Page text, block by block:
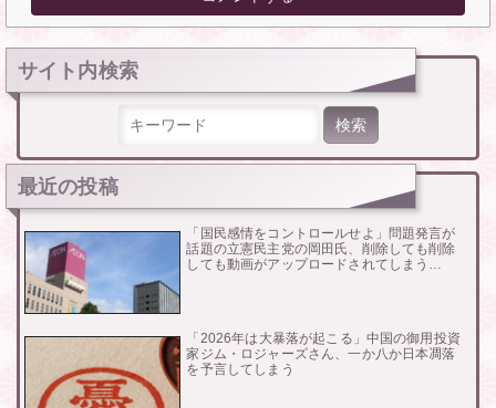
サイト内検索
最近の投稿
「国民感情をコントロールせよ」問題発言が
話題の立憲民主党の岡田氏、削除しても削除
しても動画がアップロードされてしまう…
「2026年は大暴落が起こる」中国の御用投資
家ジム・ロジャーズさん、一か八か日本凋落
を予言してしまう